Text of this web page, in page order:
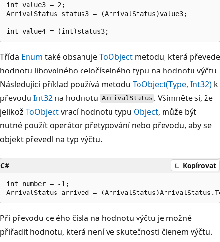
int value3 = 2;
ArrivalStatus status3 = (ArrivalStatus)value3;
Třída Enum také obsahujeToObject metodu, která převede
hodnotu libovolného celočíselného typu na hodnotu výčtu.
Následující příklad používá metodu ToObject(Type, Int32) k
převodu Int32 na hodnotu ArrivalStatus . Všimněte si, že
jelikož ToObjectvrací hodnotu typu Object, může být
nutné použít operátor přetypování nebo převodu, aby se
objekt převedl na typ výčtu.
C# Kopírovat
int number = -1;
Při převodu celého čísla na hodnotu výčtu je možné
přiřadit hodnotu, která není ve skutečnosti členem výčtu.